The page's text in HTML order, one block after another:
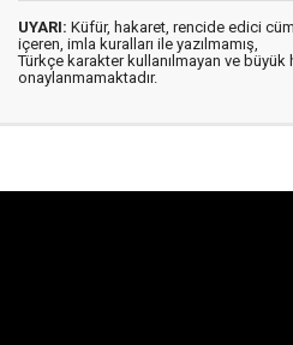
UYARI: Küfür, hakaret, rencide edici
içeren, imla kuralları ile yazılmamış,
Türkçe karakter kullanılmayan ve büyük
onaylanmamaktadır.